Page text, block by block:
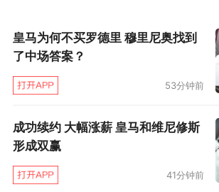
皇马为何不买罗德里 穆里尼奥找到
了中场答案？
53分钟前
成功续约 大幅涨薪 皇马和维尼修斯
形成双赢
41分钟前